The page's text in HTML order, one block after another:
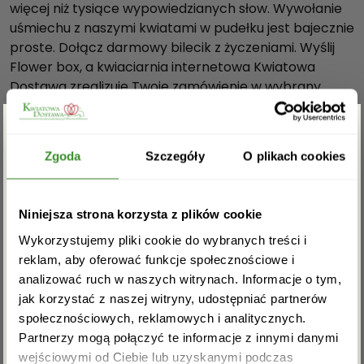
Zgoda Szczegóły O plikach cookies
Niniejsza strona korzysta z plików cookie
Wykorzystujemy pliki cookie do wybranych treści i
reklam, aby oferować funkcje społecznościowe i
analizować ruch w naszych witrynach. Informacje o tym,
jak korzystać z naszej witryny, udostępniać partnerów
społecznościowych, reklamowych i analitycznych.
Partnerzy mogą połączyć te informacje z innymi danymi
wejściowymi od Ciebie lub uzyskanymi podczas
d
z
i
k
i
m
więcej niż tysiące wypowiedzianych słow. Wywołanie
uśmiechu z naszymi kwiatami w pudełku jest bajecznie
proste. Dołącz darmowy bilecik z życzeniami. Wyślij
Flower box, a kwiaciarnia internetowa Kwiatowa
Dostawa zrealizuje Twoje zamówienie w wybrany
terminie. Darmowa dostawa jest możliwa na terenie
całego kraju.
najwyższej jakości materiałów i należą do grupy
produktów Prestige Edition.
Dostawa “Flower boxów z goździkami” odbywa się za
pośrednictwem firmy kurierskiej DPD, DHL, InPost.
Na terenie Warszawy dostawa jest możliwa tego
samego dnia po uprzednim kontakcie telefonicznym.
Dostawa oraz bilecik są darmowe.
Wymiary pudełka:
wysokość- 16,5 cm.
Zgarnij rabat -5%
Zapisz się do newslettera i zgarnij
rabat na pierwsze zakupy!